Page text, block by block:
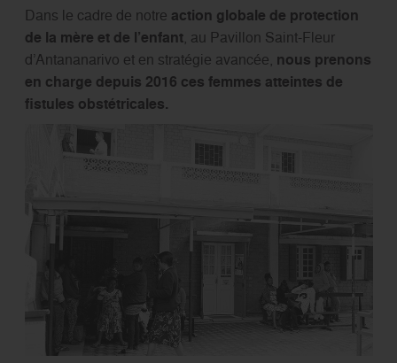
Dans le cadre de notre action globale de protection
de la mère et de l’enfant, au Pavillon Saint-Fleur
d’Antananarivo et en stratégie avancée, nous prenons
en charge depuis 2016 ces femmes atteintes de
fistules obstétricales.